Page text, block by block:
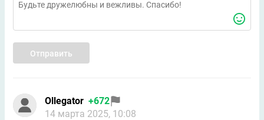
Отправить
Ollegator +672
14 марта 2025, 10:08